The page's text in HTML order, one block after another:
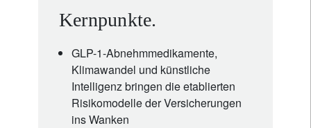
Kernpunkte.
GLP-1-Abnehmmedikamente,
Klimawandel und künstliche
Intelligenz bringen die etablierten
Risikomodelle der Versicherungen
ins Wanken